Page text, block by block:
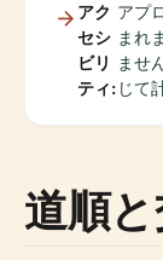
アク
セシ
ビリ
ティ:
アプ
まれ
ませ
じて
道順